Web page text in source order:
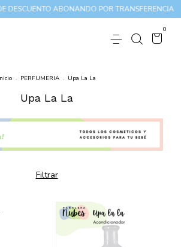
ABONANDO POR TRANSFERENCIA
0
. PERFUMERIA . Upa La La
Upa La La
Filtrar